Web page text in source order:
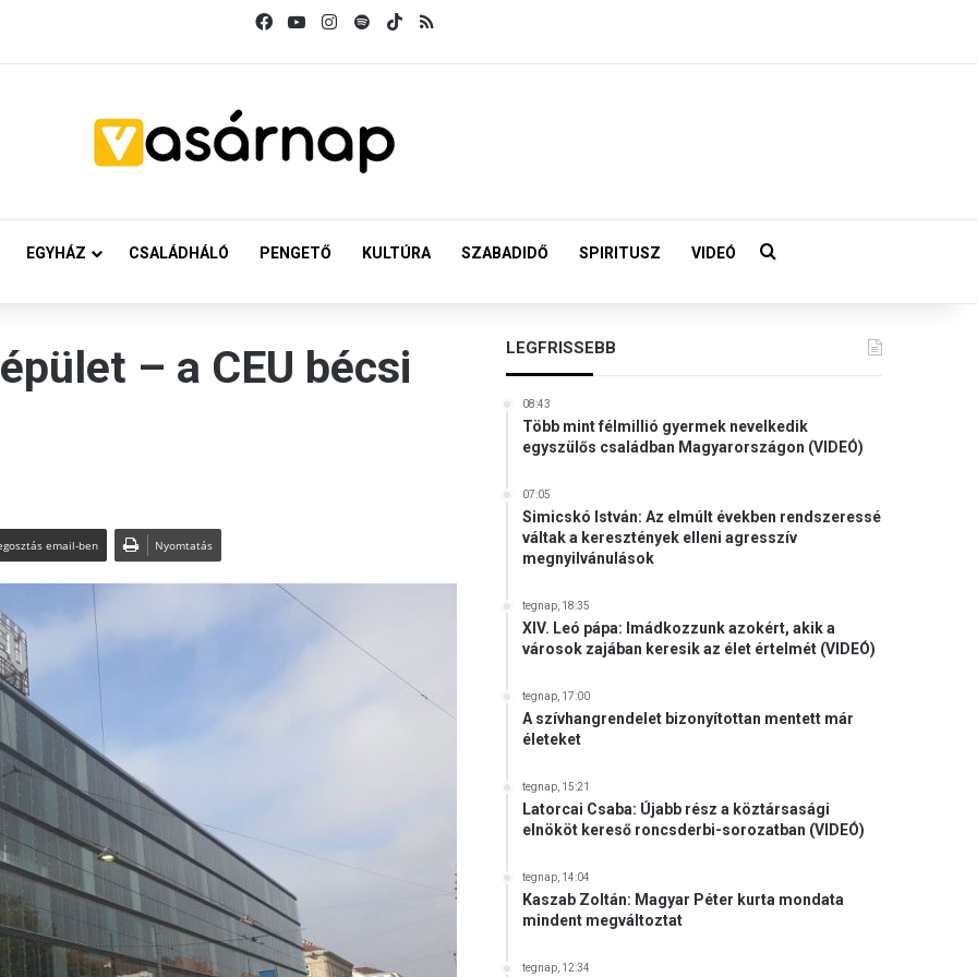
FacebookYouTubeInstagram
SpotifyTikTok
EGYHÁZ CSALÁDHÁLÓ PENGETŐ KULTÚRA SZABADIDŐ SPIRITUSZ VIDEÓ Keresés:
– a CEU bécsi
email-ben Nyomtatás
LEGFRISSEBB
08:43
Több mint félmillió gyermek nevelkedik
egyszülős családban Magyarországon (VIDEÓ)
07:05
Simicskó István: Az elmúlt években rendszeressé
váltak a keresztények elleni agresszív
megnyilvánulások
tegnap, 18:35
XIV. Leó pápa: Imádkozzunk azokért, akik a
városok zajában keresik az élet értelmét (VIDEÓ)
tegnap, 17:00
A szívhangrendelet bizonyítottan mentett már
életeket
tegnap, 15:21
Latorcai Csaba: Újabb rész a köztársasági
elnököt kereső roncsderbi-sorozatban (VIDEÓ)
tegnap, 14:04
Kaszab Zoltán: Magyar Péter kurta mondata
mindent megváltoztat
tegnap, 12:34